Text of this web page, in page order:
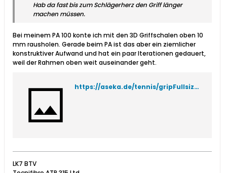
Hab da fast bis zum Schlägerherz den Griff länger
machen müssen.
Bei meinem PA 100 konte ich mit den 3D Griffschalen oben 10
mm rausholen. Gerade beim PA ist das aber ein ziemlicher
konstruktiver Aufwand und hat ein paar Iterationen gedauert,
weil der Rahmen oben weit auseinander geht.
https://aseka.de/tennis/gripFullsize.jpg
LK7 BTV